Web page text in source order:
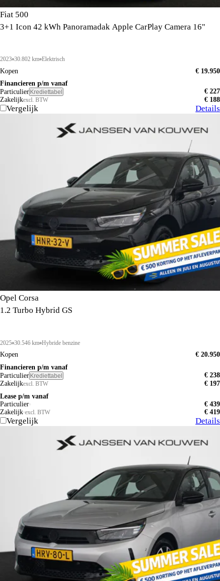
Fiat 500
3+1 Icon 42 kWh Panoramadak Apple CarPlay Camera 16"
2023 30.802 km Elektrisch
Kopen
€ 19.950
Financieren p/m vanaf
Particulier Krediettabel
€ 227
Zakelijkexcl. BTW € 188
Vergelijk Details
Opel Corsa
1.2 Turbo Hybrid GS
2025 30.546 km Hybride benzine
Kopen
€ 20.950
Financieren p/m vanaf
Particulier Krediettabel
€ 238
Zakelijkexcl. BTW
€ 197
Lease p/m vanaf
Particulier
€ 439
Zakelijk excl. BTW € 419
Vergelijk Details